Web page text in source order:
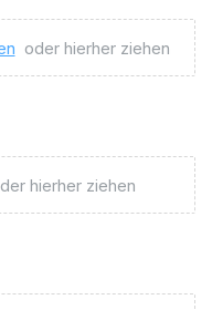
oder hierher ziehen
hierher ziehen